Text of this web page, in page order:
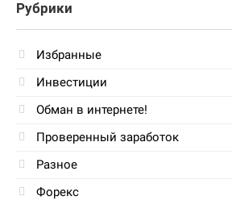
Рубрики
Избранные
Инвестиции
Обман в интернете!
Проверенный заработок
Разное
Форекс